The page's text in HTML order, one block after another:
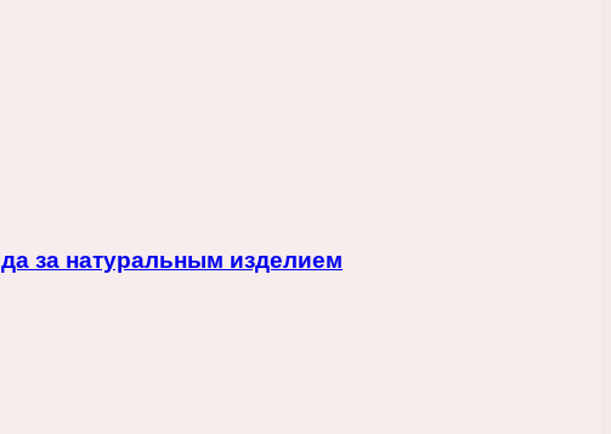
за натуральным изделием